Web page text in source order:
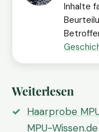
Inhalte
Weiterlesen
Haarprobe
MPU-Wissen.de